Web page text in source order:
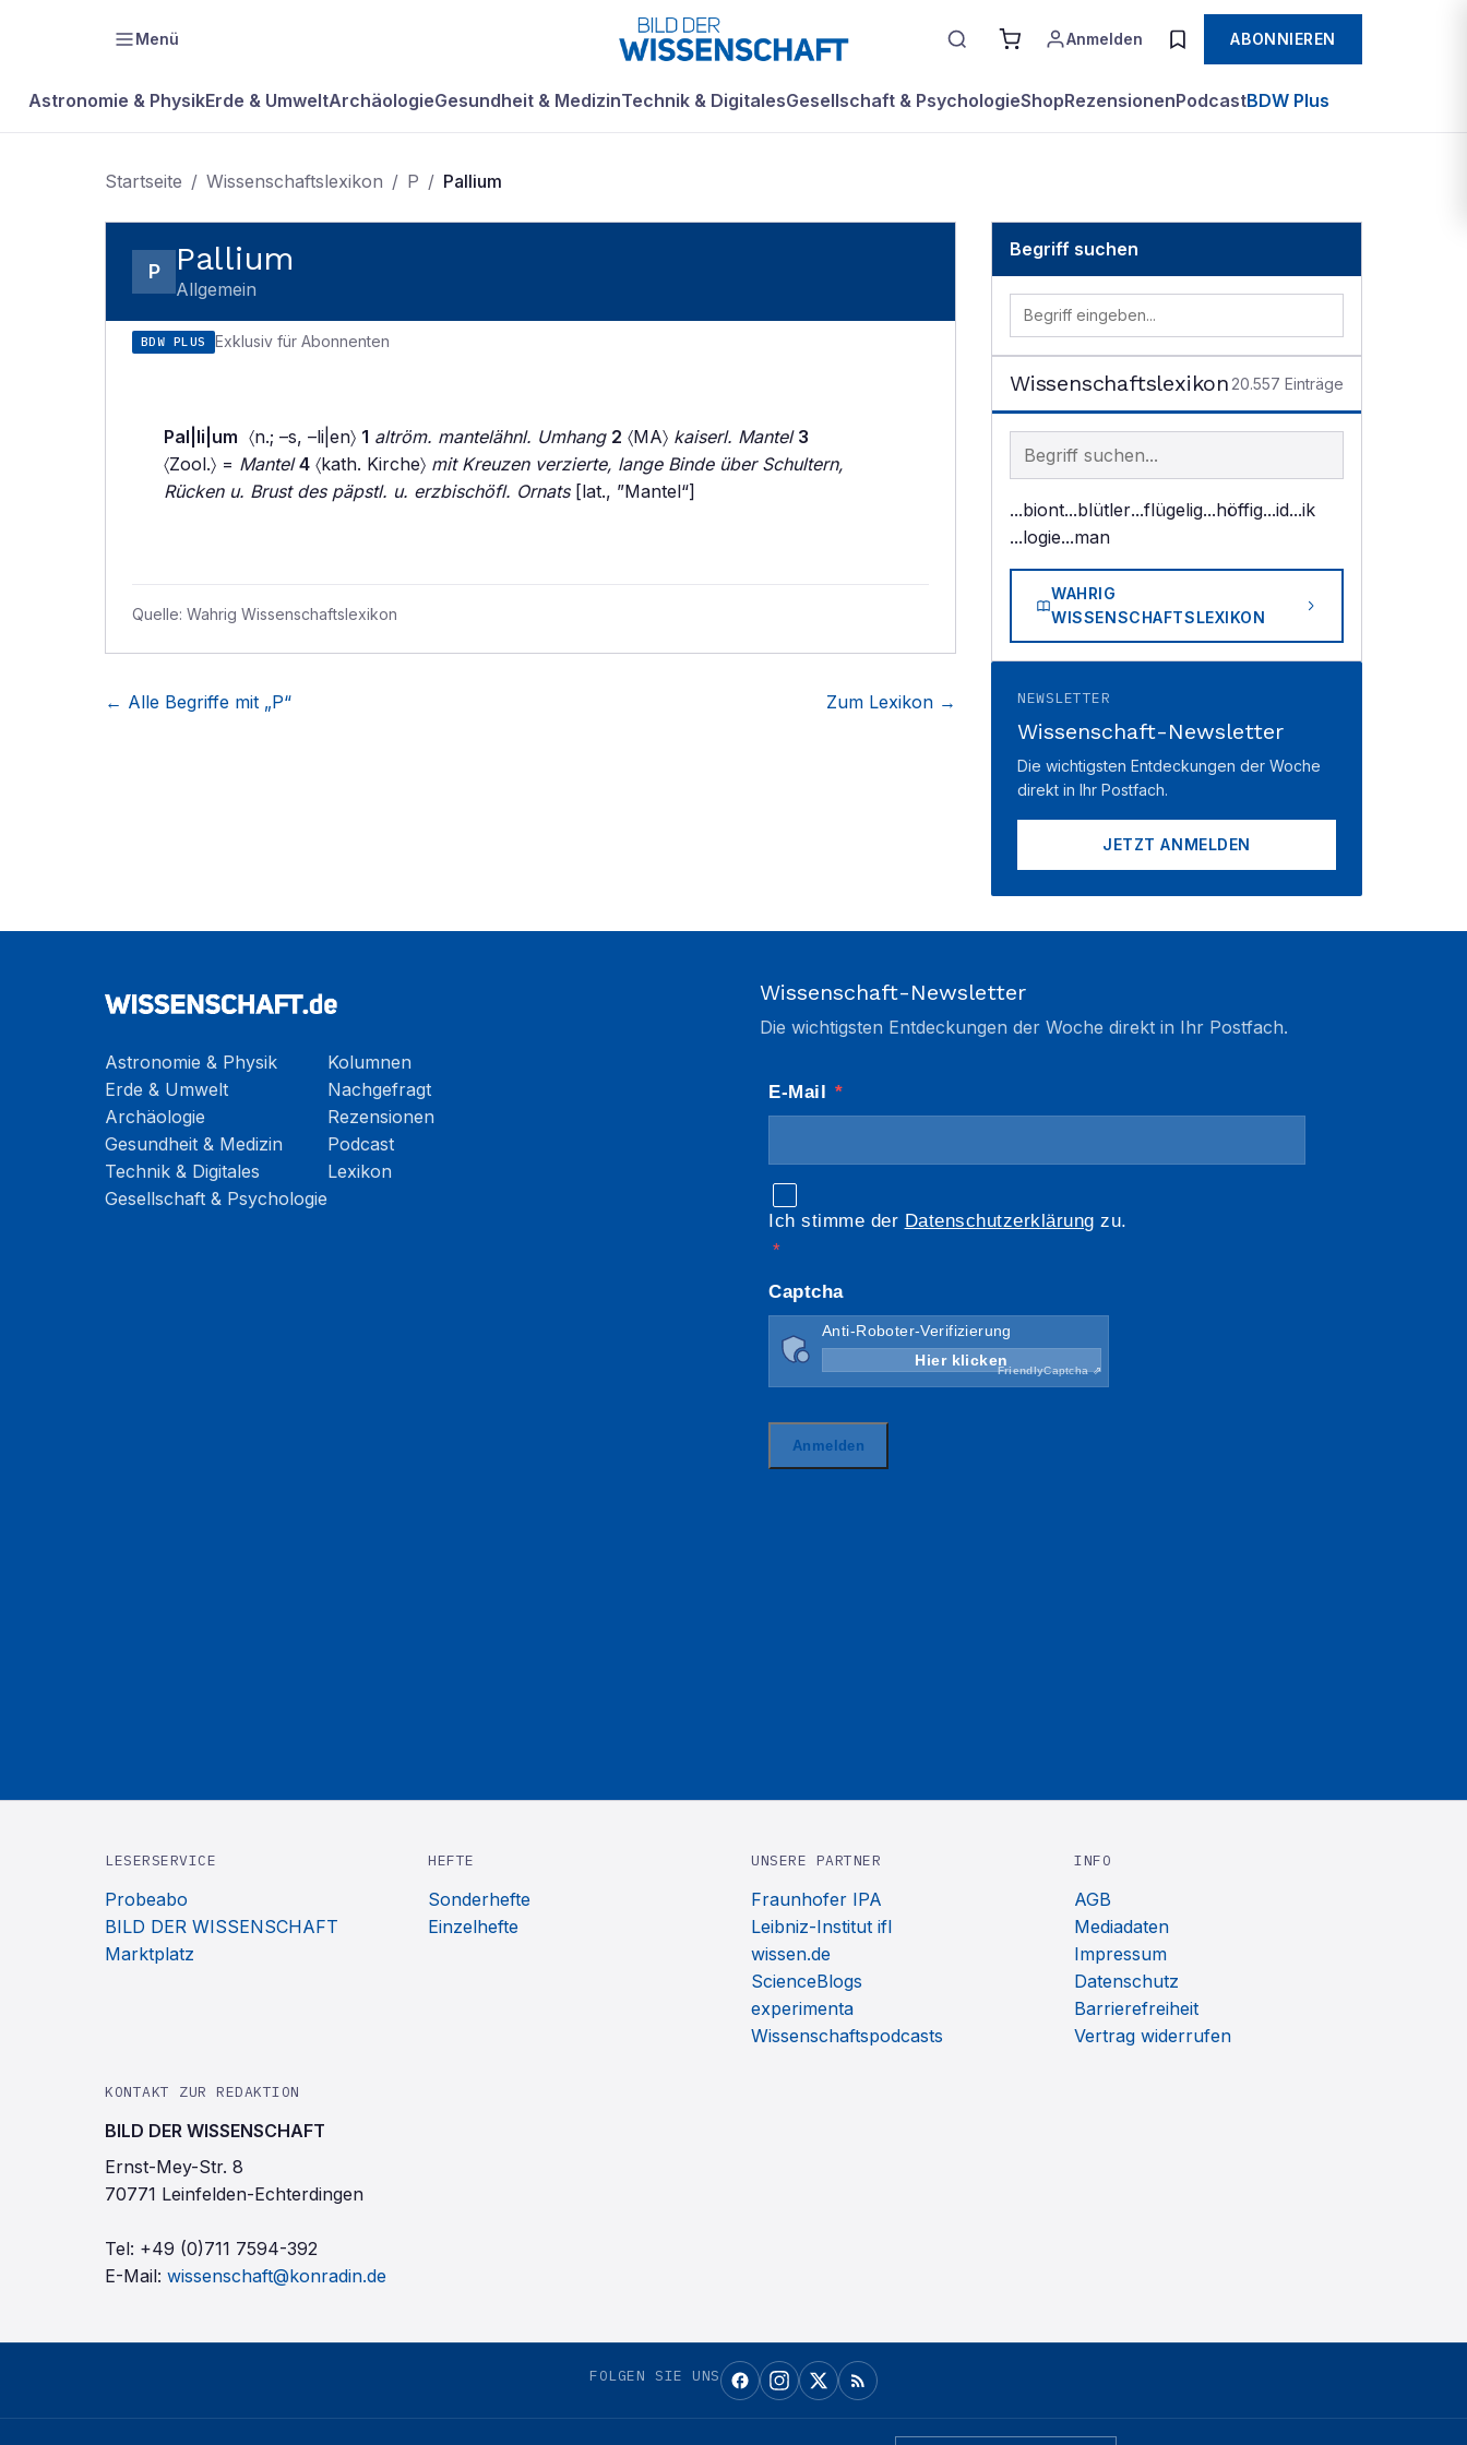
Menü Anmelden ABONNIEREN
Astronomie & PhysikErde & UmweltArchäologieGesundheit & MedizinTechnik & DigitalesGesellschaft & PsychologieShopRezensionenPodcastBDW Plus
Startseite / Wissenschaftslexikon / P / Pallium
P Pallium
Allgemein
BDW PLUS Exklusiv für Abonnenten
Pal|li|um 〈n.; –s, –li|en〉 1 altröm. mantelähnl. Umhang 2 〈MA〉 kaiserl. Mantel 3
〈Zool.〉 = Mantel 4 〈kath. Kirche〉 mit Kreuzen verzierte, lange Binde über Schultern,
Rücken u. Brust des päpstl. u. erzbischöfl. Ornats[lat., ”Mantel“]
Quelle: Wahrig Wissenschaftslexikon
← Alle Begriffe mit „P“ Zum Lexikon →
Begriff suchen
Wissenschaftslexikon 20.557 Einträge
Begriff im Lexikon suchen
...biont...blütler...flügelig...höffig...id...ik
...logie...man
WAHRIG
WISSENSCHAFTSLEXIKON
NEWSLETTER
Wissenschaft-Newsletter
Die wichtigsten Entdeckungen der Woche
direkt in Ihr Postfach.
JETZT ANMELDEN
Astronomie & Physik
Erde & Umwelt
Archäologie
Gesundheit & Medizin
Technik & Digitales
Gesellschaft & Psychologie
Kolumnen
Nachgefragt
Rezensionen
Podcast
Lexikon
Wissenschaft-Newsletter
Die wichtigsten Entdeckungen der Woche direkt in Ihr Postfach.
LESERSERVICE
Probeabo
BILD DER WISSENSCHAFT
Marktplatz
HEFTE
Sonderhefte
Einzelhefte
UNSERE PARTNER
Fraunhofer IPA
Leibniz-Institut ifl
wissen.de
ScienceBlogs
experimenta
Wissenschaftspodcasts
INFO
AGB
Mediadaten
Impressum
Datenschutz
Barrierefreiheit
Vertrag widerrufen
KONTAKT ZUR REDAKTION
BILD DER WISSENSCHAFT
Ernst-Mey-Str. 8
70771 Leinfelden-Echterdingen
Tel: +49 (0)711 7594-392
E-Mail: wissenschaft@konradin.de
FOLGEN SIE UNS